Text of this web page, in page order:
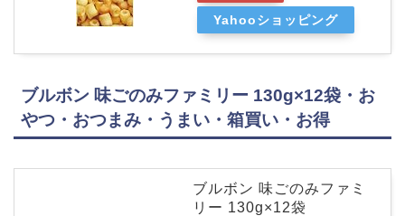
Yahooショッピング
ブルボン 味ごのみファミリー 130g×12袋・お
やつ・おつまみ・うまい・箱買い・お得
ブルボン 味ごのみファミ
リー 130g×12袋